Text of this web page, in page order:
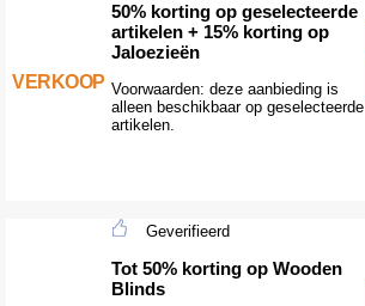
VERKOOP
50% korting op geselecteerde
artikelen + 15% korting op
Jaloezieën
Voorwaarden: deze aanbieding is
alleen beschikbaar op geselecteerde
artikelen.
Geverifieerd
Tot 50% korting op Wooden
Blinds